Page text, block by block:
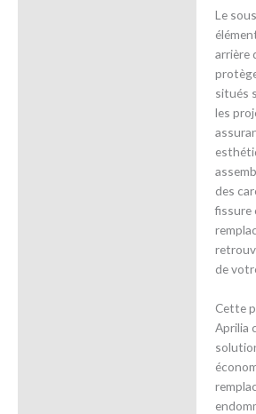
Le
arrière
situés
les
des
fissure
de
Cette
Aprilia